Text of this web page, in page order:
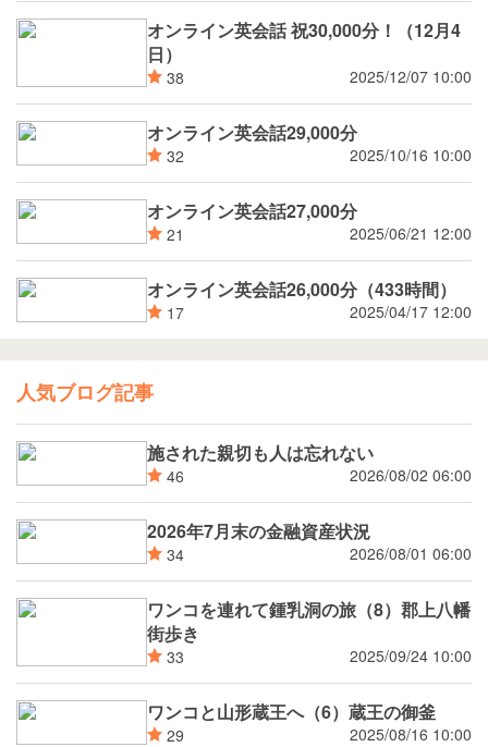
オンライン英会話 祝30,000分！（12月4
日）
38 2025/12/07 10:00
オンライン英会話29,000分
32 2025/10/16 10:00
オンライン英会話27,000分
21 2025/06/21 12:00
オンライン英会話26,000分（433時間）
17 2025/04/17 12:00
人気ブログ記事
施された親切も人は忘れない
46 2026/08/02 06:00
2026年7月末の金融資産状況
34 2026/08/01 06:00
ワンコを連れて鍾乳洞の旅（8）郡上八幡
街歩き
33 2025/09/24 10:00
ワンコと山形蔵王へ（6）蔵王の御釜
29 2025/08/16 10:00